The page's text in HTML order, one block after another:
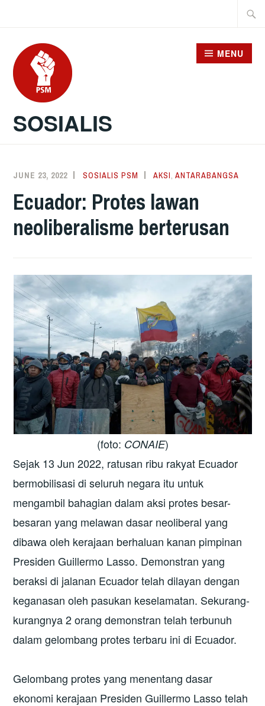
content
SOSIALIS
MENU
JUNE 23, 2022 SOSIALIS PSM AKSI ,ANTARABANGSA
Ecuador: Protes lawan
neoliberalisme berterusan
(foto: CONAIE)
Sejak 13 Jun 2022, ratusan ribu rakyat Ecuador
bermobilisasi di seluruh negara itu untuk
mengambil bahagian dalam aksi protes besar-
besaran yang melawan dasar neoliberal yang
dibawa oleh kerajaan berhaluan kanan pimpinan
Presiden Guillermo Lasso. Demonstran yang
beraksi di jalanan Ecuador telah dilayan dengan
keganasan oleh pasukan keselamatan. Sekurang-
kurangnya 2 orang demonstran telah terbunuh
dalam gelombang protes terbaru ini di Ecuador.
Gelombang protes yang menentang dasar
ekonomi kerajaan Presiden Guillermo Lasso telah